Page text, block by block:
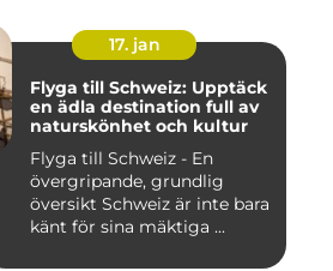
17. jan
Flyga till Schweiz: Upptäck
en ädla destination full av
naturskönhet och kultur
Flyga till Schweiz - En
övergripande, grundlig
översikt Schweiz är inte bara
känt för sina mäktiga ...